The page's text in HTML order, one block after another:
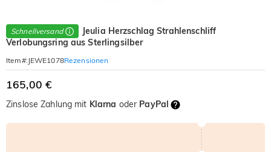
Schnellversand
Jeulia Herzschlag Strahlenschliff
Verlobungsring aus Sterlingsilber
Item#: JEWE1078Rezensionen
165,00 €
Zinslose Zahlung mit Klarna oder PayPal